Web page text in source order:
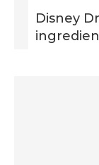
Disney